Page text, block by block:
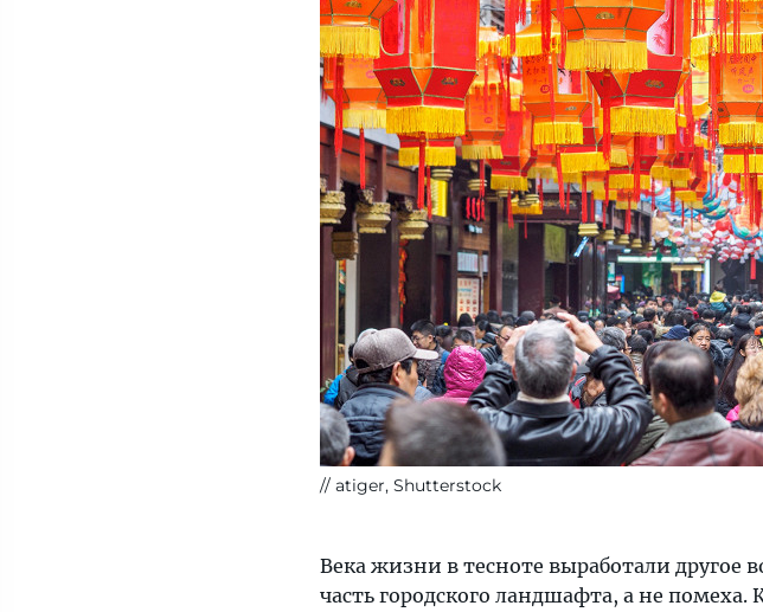
atiger, Shutterstock
Века жизни в тесноте выработали
часть городского ландшафта, а не